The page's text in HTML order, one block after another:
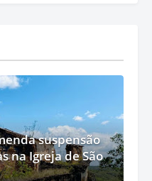
suspensão
na Igreja de São